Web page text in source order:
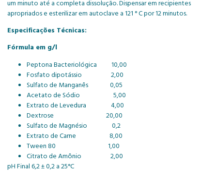
um minuto até a completa dissolução. Dispensar em recipientes
apropriados e esterilizar em autoclave a 121 ° C por 12 minutos.
Especificações Técnicas:
Fórmula em g/l
Peptona Bacteriológica 10,00
Fosfato dipotássio 2,00
Sulfato de Manganês 0,05
Acetato de Sódio 5,00
Extrato de Levedura 4,00
Dextrose 20,00
Sulfato de Magnésio 0,2
Extrato de Carne 8,00
Tween 80 1,00
Citrato de Amônio 2,00
pH Final 6,2 ± 0,2 a 25°C